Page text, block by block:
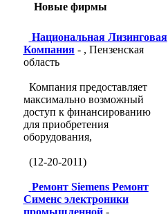
Новые фирмы
Национальная Лизинговая
Компания- , Пензенская
область
Компания предоставляет
максимально возможный
доступ к финансированию
для приобретения
оборудования,
(12-20-2011)
Ремонт Siemens Ремонт
Сименс электроники
промышленной- ,